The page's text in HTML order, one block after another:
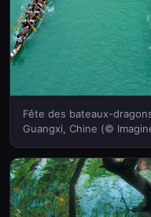
Fête des bateaux-
Guangxi, Chine (©